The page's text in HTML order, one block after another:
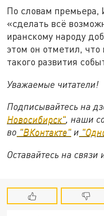
По словам премьера,
«сделать всё
иранскому народу
этом он отметил, что
такого развития
Уважаемые читатели!
Подписывайтесь на
Новосибирск", наши
во "ВКонтакте" и
Оставайтесь на связи